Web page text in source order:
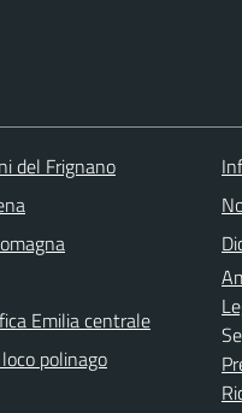
del Frignano
Emilia centrale
polinago